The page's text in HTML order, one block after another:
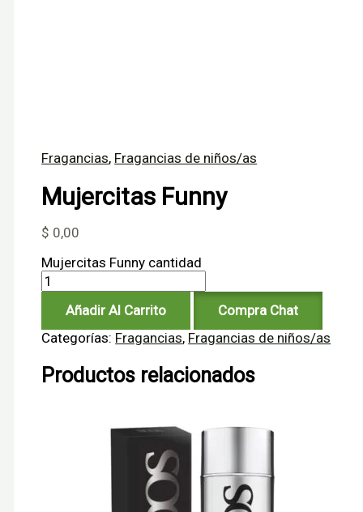
Fragancias, Fragancias de niños/as
Mujercitas Funny
$ 0,00
Mujercitas Funny cantidad
Añadir Al Carrito
Compra Chat
Categorías: Fragancias, Fragancias de niños/as
Productos relacionados